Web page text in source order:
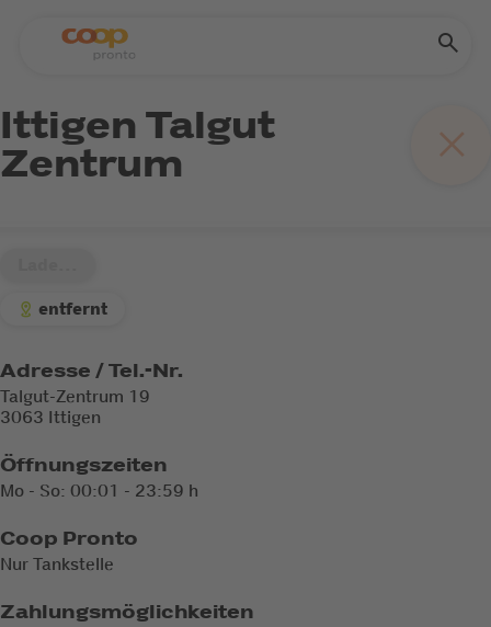
Ittigen Talgut
Zentrum
entfernt
Adresse / Tel.-Nr.
Talgut-Zentrum 19
3063 Ittigen
Öffnungszeiten
Mo - So: 00:01 - 23:59 h
Coop Pronto
Nur Tankstelle
Zahlungsmöglichkeiten